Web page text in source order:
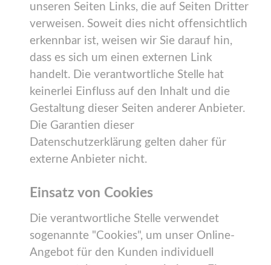
unseren Seiten Links, die auf Seiten Dritter
verweisen. Soweit dies nicht offensichtlich
erkennbar ist, weisen wir Sie darauf hin,
dass es sich um einen externen Link
handelt. Die verantwortliche Stelle hat
keinerlei Einfluss auf den Inhalt und die
Gestaltung dieser Seiten anderer Anbieter.
Die Garantien dieser
Datenschutzerklärung gelten daher für
externe Anbieter nicht.
Einsatz von Cookies
Die verantwortliche Stelle verwendet
sogenannte "Cookies", um unser Online-
Angebot für den Kunden individuell